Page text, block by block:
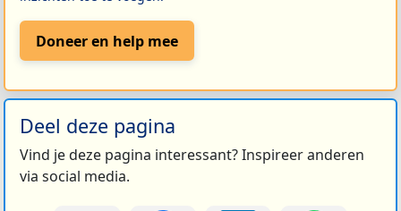
Doneer en help mee
Deel deze pagina
Vind je deze pagina interessant? Inspireer anderen
via social media.